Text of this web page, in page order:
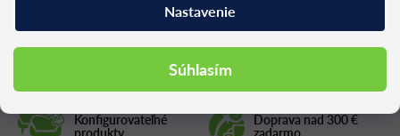
Nastavenie
Súhlasím
Konfigurovateľné
produkty
Doprava nad 300 €
zadarmo
Podobné produkty